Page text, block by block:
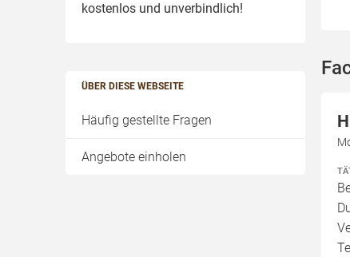
kostenlos und unverbindlich!
ÜBER DIESE WEBSEITE
Häufig gestellte Fragen
Angebote einholen